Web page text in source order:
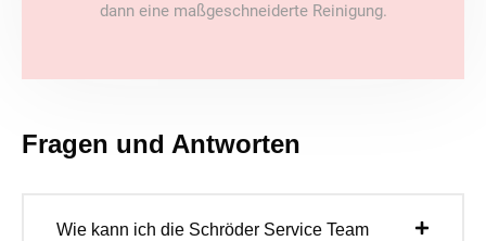
dann eine maßgeschneiderte Reinigung.
Fragen und Antworten
Wie kann ich die Schröder Service Team